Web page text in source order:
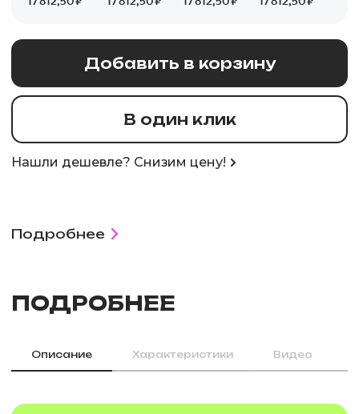
Добавить в корзину
В один клик
Нашли дешевле? Снизим цену!
Подробнее
ПОДРОБНЕЕ
Описание Характеристики Видео